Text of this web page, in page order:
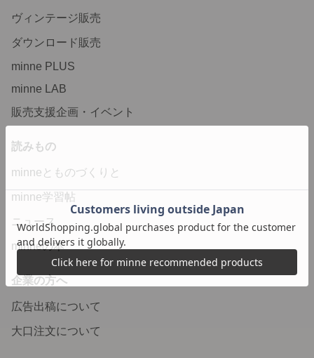
ヴィンテージ販売
ダウンロード販売
minne PLUS
minne LAB
販売支援企画・イベント
読みもの
minneとものづくりと
minne学習帖
ニュース
minneの本
企業の方へ
広告出稿について
大口注文について